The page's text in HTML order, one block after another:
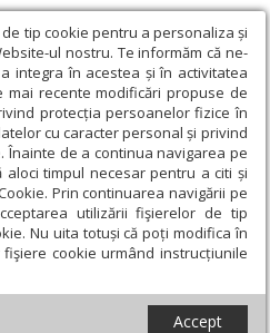
tip cookie pentru a personaliza și
ul nostru. Te informăm că ne-
integra în acestea și în activitatea
mai recente modificări propuse de
protecția persoanelor fizice în
cu caracter personal și privind
Înainte de a continua navigarea pe
timpul necesar pentru a citi și
Prin continuarea navigării pe
utilizării fişierelor de tip
Nu uita totuși că poți modifica în
cookie urmând instrucțiunile
Accept
› An omagial › Doi
Nicodim și Mihail
prietenie:
Mihail Sadoveanu